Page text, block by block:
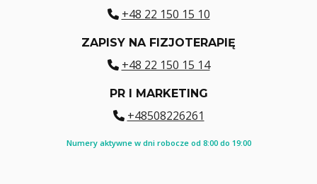
+48 22 150 15 10
ZAPISY NA FIZJOTERAPIĘ
+48 22 150 15 14
PR I MARKETING
+48508226261
Numery aktywne w dni robocze od 8:00 do 19:00